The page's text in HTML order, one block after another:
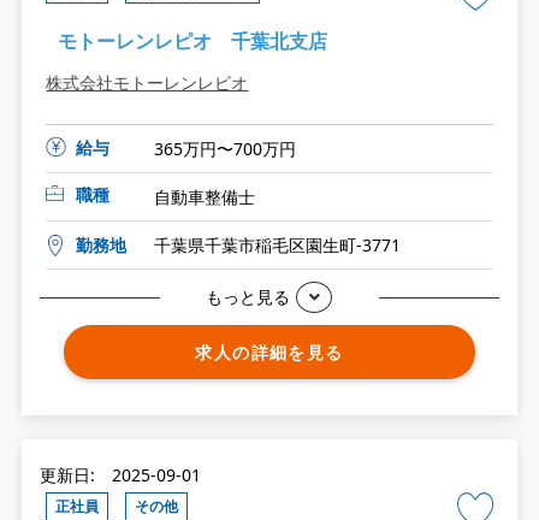
モトーレンレピオ 千葉北支店
株式会社モトーレンレピオ
給与
365万円〜700万円
職種
自動車整備士
勤務地 千葉県千葉市稲毛区園生町-3771
もっと見る
求人の詳細を見る
更新日: 2025-09-01
正社員 その他